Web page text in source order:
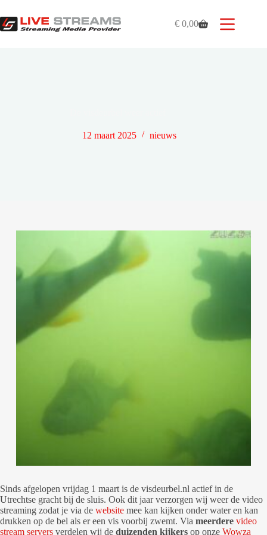
naar
de
Winkelwagen
€ 0,00
12 maart 2025 nieuws
Sinds afgelopen vrijdag 1 maart is de visdeurbel.nl actief in de
Utrechtse gracht bij de sluis. Ook dit jaar verzorgen wij weer de video
streaming zodat je via de website mee kan kijken onder water en kan
drukken op de bel als er een vis voorbij zwemt. Via meerdere video
stream servers verdelen wij de duizenden kijkers op onze Wowza